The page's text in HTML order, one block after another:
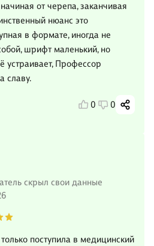
от черепа, заканчивая
нюанс это
в формате, иногда не
шрифт маленький, но
устраивает, Профессор
славу.
0 0
скрыл свои данные
поступила в медицинский